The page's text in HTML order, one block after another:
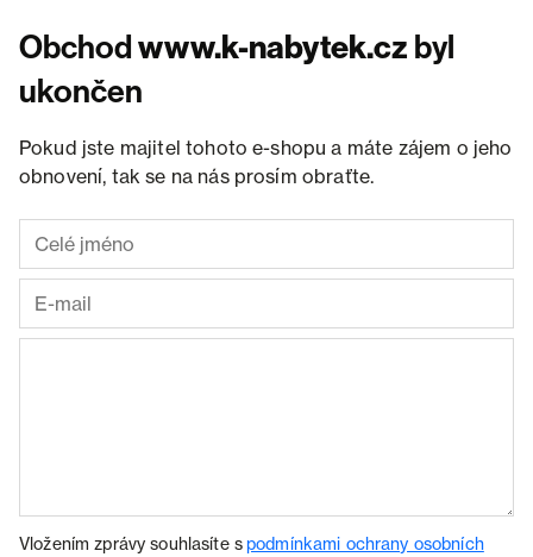
Obchodwww.k-nabytek.cz byl
ukončen
Pokud jste majitel tohoto e-shopu a máte zájem o jeho
obnovení, tak se na nás prosím obraťte.
Vložením zprávy souhlasíte spodmínkami ochrany osobních